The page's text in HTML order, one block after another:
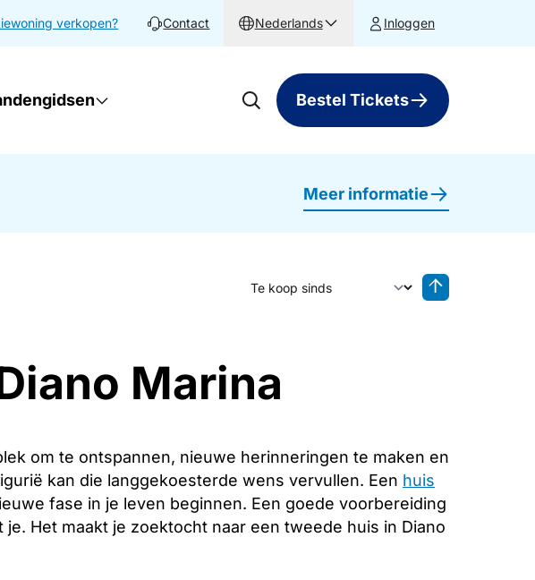
verkopen? Contact Nederlands Inloggen
Bestel Tickets
Meer informatie
Sorteer op
Marina
om te ontspannen, nieuwe herinneringen te maken en
kan die langgekoesterde wens vervullen. Een huis
fase in je leven beginnen. Een goede voorbereiding
Het maakt je zoektocht naar een tweede huis in Diano